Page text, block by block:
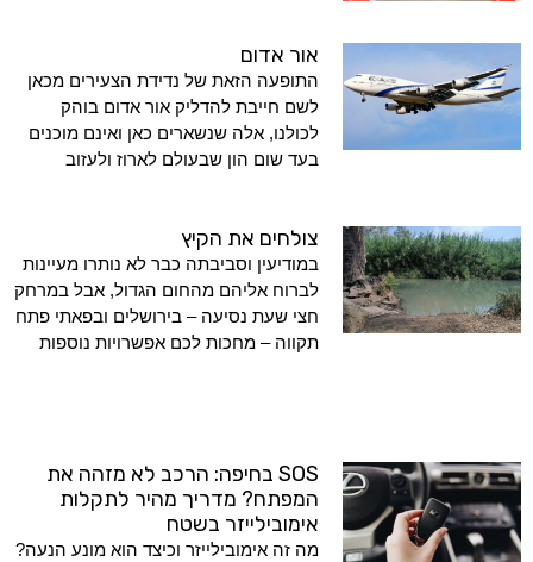
אור אדום
התופעה הזאת של נדידת הצעירים מכאן
לשם חייבת להדליק אור אדום בוהק
לכולנו, אלה שנשארים כאן ואינם מוכנים
בעד שום הון שבעולם לארוז ולעזוב
צולחים את הקיץ
במודיעין וסביבתה כבר לא נותרו מעיינות
לברוח אליהם מהחום הגדול, אבל במרחק
חצי שעת נסיעה – בירושלים ובפאתי פתח
תקווה – מחכות לכם אפשרויות נוספות
SOS בחיפה: הרכב לא מזהה את
המפתח? מדריך מהיר לתקלות
אימובילייזר בשטח
מה זה אימובילייזר וכיצד הוא מונע הנעה?